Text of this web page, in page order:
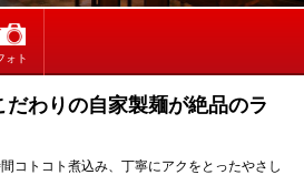
ォト
わりの自家製麺が絶品のラ
コトコト煮込み、丁寧にアクをとったやさし